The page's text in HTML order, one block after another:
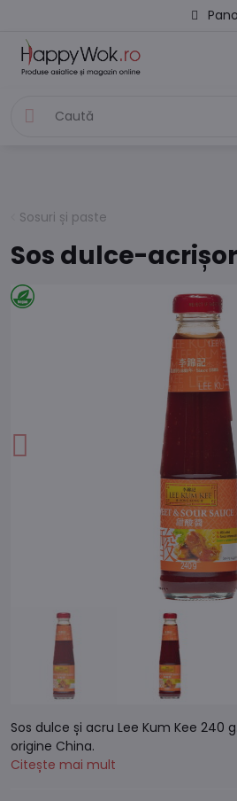
Sosuri și paste
Sos dulce-
Sos dulce și acru Lee Kum Kee 240
origine China.
Citește mai mult